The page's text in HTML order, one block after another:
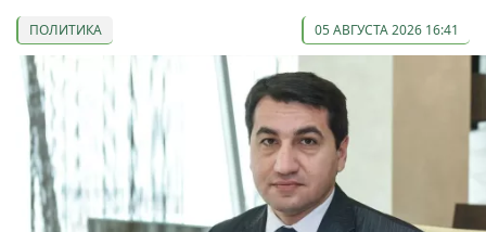
ПОЛИТИКА 05 АВГУСТА 2026 16:41